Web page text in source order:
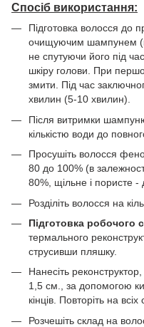
Спосіб використання:
Підготовка волосся до
очищуючим шампунем
не спутуючи його під
шкіру голови. При
змити. Під час
хвилин (5-10 хвилин).
Після витримки
кількістю води до
Просушіть волосся
80 до 100% (в
80%, щільне і пористе -
Розділіть волосся на
Підготовка робочого
термального
струсивши пляшку.
Нанесіть
1,5 см., за допомогою
кінців. Повторіть на всіх
Розчешіть склад на